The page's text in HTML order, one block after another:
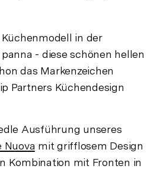
in der
- diese schönen hellen
das Markenzeichen
Partners Küchendesign
Ausführung unseres
Nuova mit grifflosem Design
Kombination mit Fronten in